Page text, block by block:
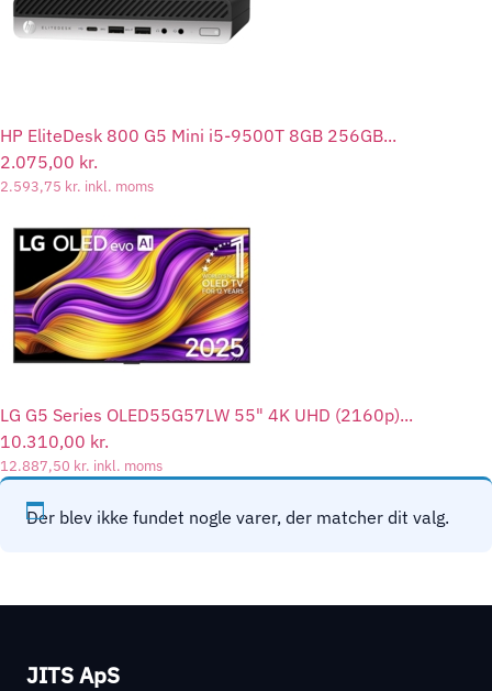
HP EliteDesk 800 G5 Mini i5-9500T 8GB 256GB...
2.075,00 kr.
2.593,75 kr. inkl. moms
LG G5 Series OLED55G57LW 55" 4K UHD (2160p)...
10.310,00 kr.
12.887,50 kr. inkl. moms
Der blev ikke fundet nogle varer, der matcher dit valg.
JITS ApS